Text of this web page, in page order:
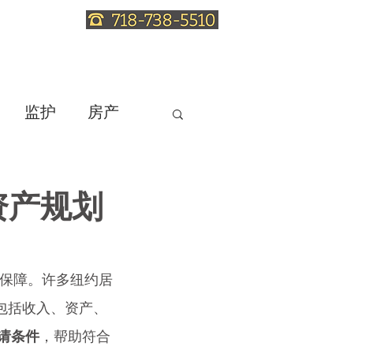
监护 房产
规划
障。许多纽约居
收入、资产、
条件，帮助符合